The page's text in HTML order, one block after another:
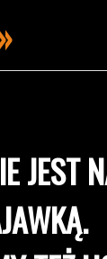
JEST